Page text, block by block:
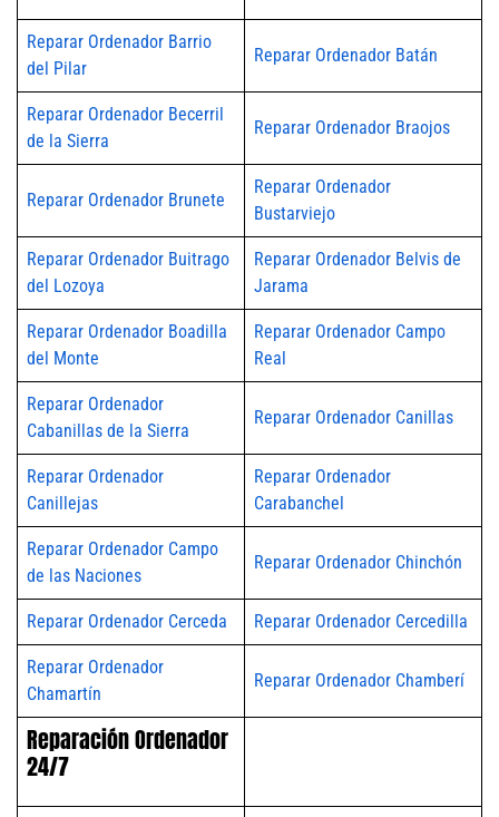
Reparar Ordenador Barrio
del Pilar
Reparar Ordenador Batán
Reparar Ordenador Becerril
de la Sierra
Reparar Ordenador Braojos
Reparar Ordenador Brunete
Reparar Ordenador
Bustarviejo
Reparar Ordenador Buitrago
del Lozoya
Reparar Ordenador Belvis de
Jarama
Reparar Ordenador Boadilla
del Monte
Reparar Ordenador Campo
Real
Reparar Ordenador
Cabanillas de la Sierra
Reparar Ordenador Canillas
Reparar Ordenador
Canillejas
Reparar Ordenador
Carabanchel
Reparar Ordenador Campo
de las Naciones
Reparar Ordenador Chinchón
Reparar Ordenador Cerceda Reparar Ordenador Cercedilla
Reparar Ordenador
Chamartín
Reparar Ordenador Chamberí
Reparación Ordenador
24/7